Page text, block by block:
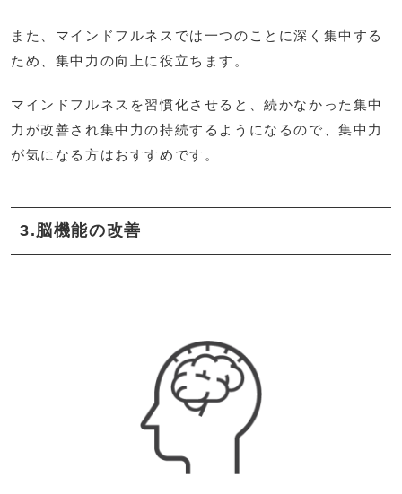
また、マインドフルネスでは一つのことに深く集中する
ため、集中力の向上に役立ちます。
マインドフルネスを習慣化させると、続かなかった集中
力が改善され集中力の持続するようになるので、集中力
が気になる方はおすすめです。
3.脳機能の改善